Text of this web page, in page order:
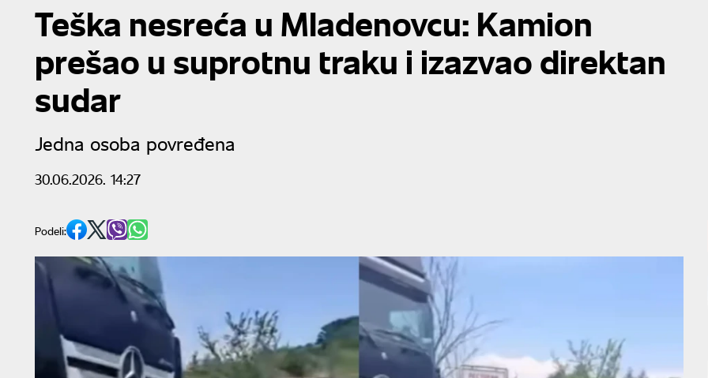
Teška nesreća u Mladenovcu: Kamion
prešao u suprotnu traku i izazvao direktan
sudar
Jedna osoba povređena
30.06.2026. 14:27
Podeli: